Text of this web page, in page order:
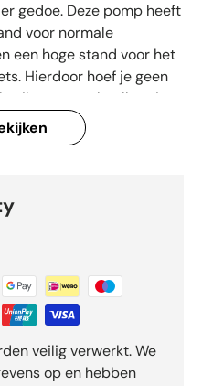
gedoe. Deze pomp heeft
voor normale
een hoge stand voor het
Hierdoor hoef je geen
en werkt alles via
vervanging
speed wordt veel
en spa’s en is geschikt
pomp lawaai maakt,
draait de pomp het
veilig verwerkt. We
op en hebben